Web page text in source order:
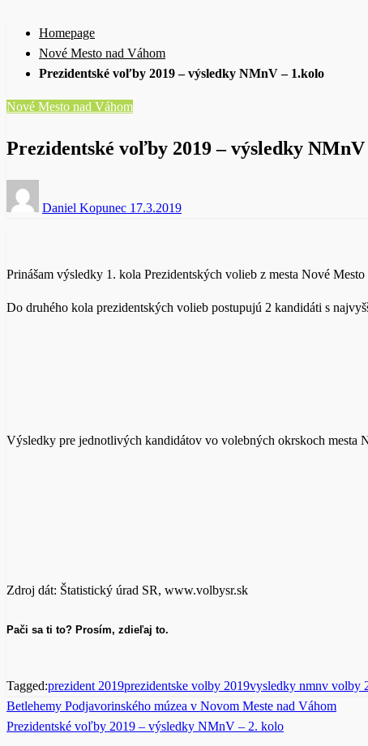
Homepage
Nové Mesto nad Váhom
Prezidentské voľby 2019 – výsledky NMnV – 1.kolo
Nové Mesto nad Váhom
Prezidentské voľby 2019 – výsledky NMnV
Daniel Kopunec on
17.3.2019
Prinášam výsledky 1. kola Prezidentských volieb z mesta Nové
Do druhého kola prezidentských volieb postupujú 2 kandidáti s
Výsledky pre jednotlivých kandidátov vo volebných okrskoch mesta
Zdroj dát: Štatistický úrad SR, www.volbysr.sk
Pači sa ti to? Prosím, zdieľaj to.
Tagged:prezident 2019prezidentske volby 2019vysledky nmnv volby
Post
Previous
Post
Betlehemy Podjavorinského múzea v Novom Meste nad Váhom
Next
Prezidentské voľby 2019 – výsledky NMnV – 2. kolo